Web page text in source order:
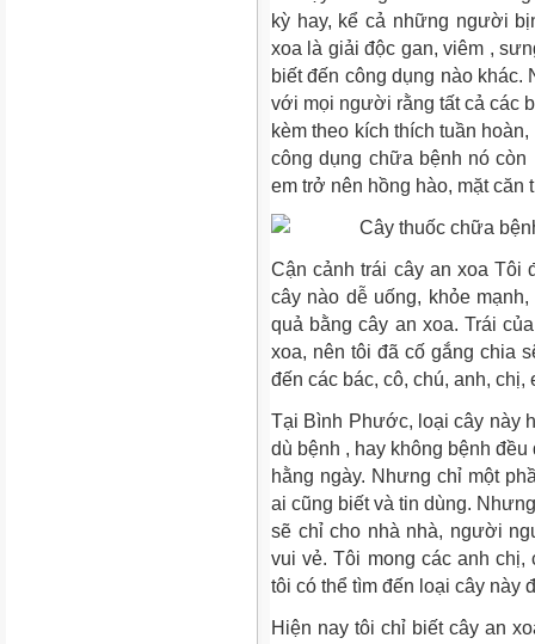
kỳ hay, kể cả những người
xoa là giải độc gan, viêm ,
biết đến công dụng nào khác.
với mọi người rằng tất cả các
kèm theo kích thích tuần
công dụng chữa bệnh nó
em trở nên hồng hào, mặt căn
Cận cảnh trái cây an xoa Tôi
cây nào dễ uống, khỏe
quả bằng cây an xoa. Trái
xoa, nên tôi đã cố gắng chia
đến các bác, cô, chú, anh, chị,
Tại Bình Phước, loại cây này
dù bệnh , hay không bệnh
hằng ngày. Nhưng chỉ một
ai cũng biết và tin dùng.
sẽ chỉ cho nhà nhà, người
vui vẻ. Tôi mong các anh
tôi có thể tìm đến loại cây này
Hiện nay tôi chỉ biết cây an